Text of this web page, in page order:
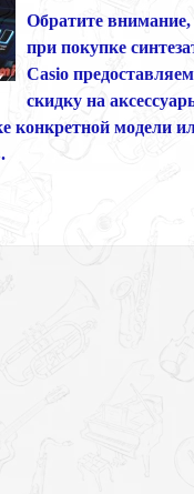
Обратите внимание,
при покупке
Casio предоставляем
скидку на
конкретной модели